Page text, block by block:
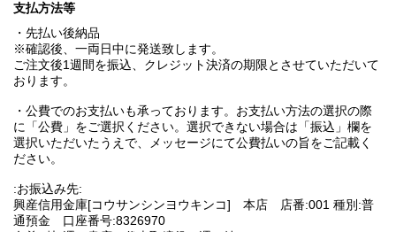
支払方法等
・先払い後納品
※確認後、一両日中に発送致します。
ご注文後1週間を振込、クレジット決済の期限とさせていただいて
おります。
・公費でのお支払いも承っております。お支払い方法の選択の際
に「公費」をご選択ください。選択できない場合は「振込」欄を
選択いただいたうえで、メッセージにて公費払いの旨をご記載く
ださい。
:お振込み先:
興産信用金庫[コウサンシンヨウキンコ] 本店 店番:001 種別:普
通預金 口座番号:8326970